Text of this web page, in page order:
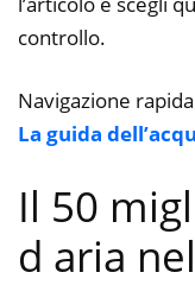
controllo.
Navigazione
La guida
Il 50
d aria